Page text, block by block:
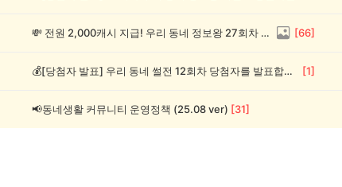
💸 전원 2,000캐시 지급! 우리 동네 정보왕 27회차 (~8/10) [66]
💰[당첨자 발표] 우리 동네 썰전 12회차 당첨자를 발표합니다! [1]
📢동네생활 커뮤니티 운영정책 (25.08 ver) [31]